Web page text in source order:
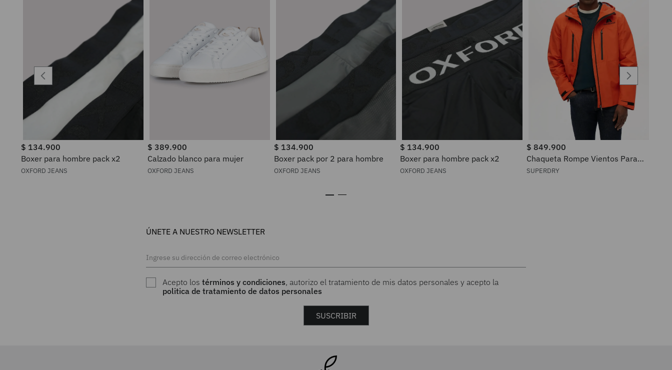
$ 134.900
Boxer para hombre pack x2
OXFORD JEANS
$ 389.900
Calzado blanco para mujer
OXFORD JEANS
$ 134.900
Boxer pack por 2 para hombre
OXFORD JEANS
$ 134.900
Boxer para hombre pack x2
OXFORD JEANS
$ 849.900
Chaqueta Rompe Vientos Para
Hombre Waterproof Superdry
SUPERDRY
ÚNETE A NUESTRO NEWSLETTER
Acepto lostérminos y condiciones, autorizo el tratamiento de mis datos personales y acepto la
politica de tratamiento de datos personales
SUSCRIBIR